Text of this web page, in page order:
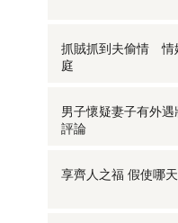
抓賊抓到夫偷情 情
庭
男子懷疑妻子有外
評論
享齊人之福 假使哪